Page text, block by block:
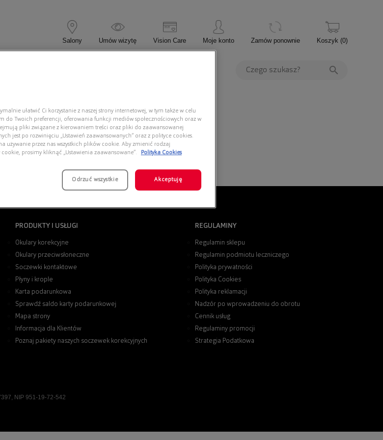
Salony Umów wizytę Vision Care Moje konto Zamów ponownie Koszyk (0)
PRODUKTY I USŁUGI
Okulary korekcyjne
Okulary przeciwsłoneczne
Soczewki kontaktowe
Płyny i krople
Karta podarunkowa
Sprawdź saldo karty podarunkowej
Mapa strony
Informacja dla Klientów
Poznaj pakiety naszych soczewek korekcyjnych
REGULAMINY
Regulamin sklepu
Regulamin podmiotu leczniczego
Polityka prywatności
Polityka Cookies
Polityka reklamacji
Nadzór po wprowadzeniu do obrotu
Cennik usług
Regulaminy promocji
Strategia Podatkowa
NIP 951-19-72-542
ułatwić Ci korzystanie z naszej strony internetowej, w tym także w celu
do Twoich preferencji, oferowania funkcji mediów społecznościowych oraz w
pliki związane z kierowaniem treści oraz pliki do zaawansowanej
jest po rozwinięciu „Ustawień zaawansowanych” oraz z polityce cookies.
używanie przez nas wszystkich plików cookie. Aby zmienić rodzaj
prosimy kliknąć „Ustawienia zaawansowane”.
Polityka Cookies
Odrzuć wszystkie Akceptuję